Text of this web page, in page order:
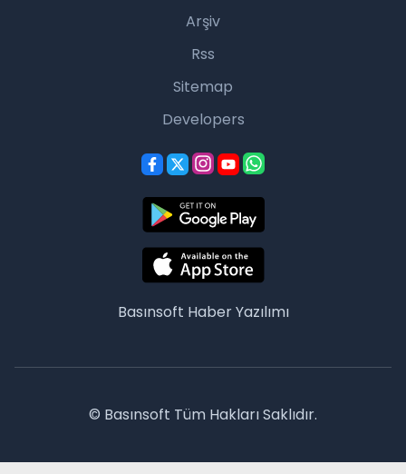
Arşiv
Rss
Sitemap
Developers
Basınsoft Haber Yazılımı
© Basınsoft Tüm Hakları Saklıdır.